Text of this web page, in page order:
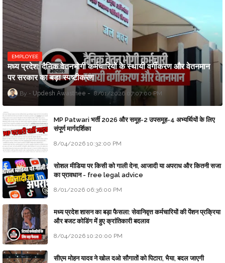
EMPLOYEE
मध्य प्रदेश: दैनिक वेतनभोगी कर्मचारियों के स्थायी वर्गीकरण और वेतनमान
पर सरकार का बड़ा स्पष्टीकरण
Updesh Awasthee 8/01/2026 07:07:00 PM
MP Patwari भर्ती 2026 और समूह-2 उपसमूह-4 अभ्यर्थियों के लिए
संपूर्ण मार्गदर्शिका
8/04/2026 10:32:00 PM
सोशल मीडिया पर किसी को गाली देना, आजादी या अपराध और कितनी सजा
का प्रावधान - free legal advice
8/01/2026 06:36:00 PM
मध्य प्रदेश शासन का बड़ा फैसला: सेवानिवृत्त कर्मचारियों की पेंशन प्रक्रिया
और बजट कोडिंग में हुए क्रांतिकारी बदलाव
8/04/2026 10:20:00 PM
सीएम मोहन यादव ने खोल दओ सौगातों को पिटारा, भैया, बदल जाएगी